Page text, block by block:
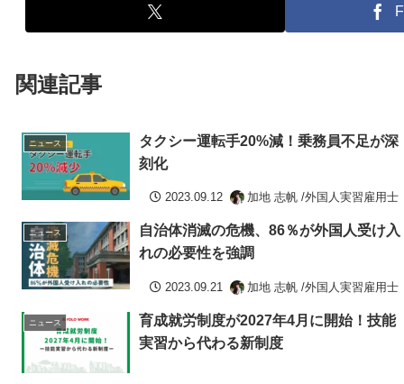
関連記事
ニュース
タクシー運転手20%減！乗務員不足が深
刻化
2023.09.12 加地 志帆 /外国人実習雇用士
ニュース
自治体消滅の危機、86％が外国人受け入
れの必要性を強調
2023.09.21 加地 志帆 /外国人実習雇用士
ニュース
育成就労制度が2027年4月に開始！技能
実習から代わる新制度